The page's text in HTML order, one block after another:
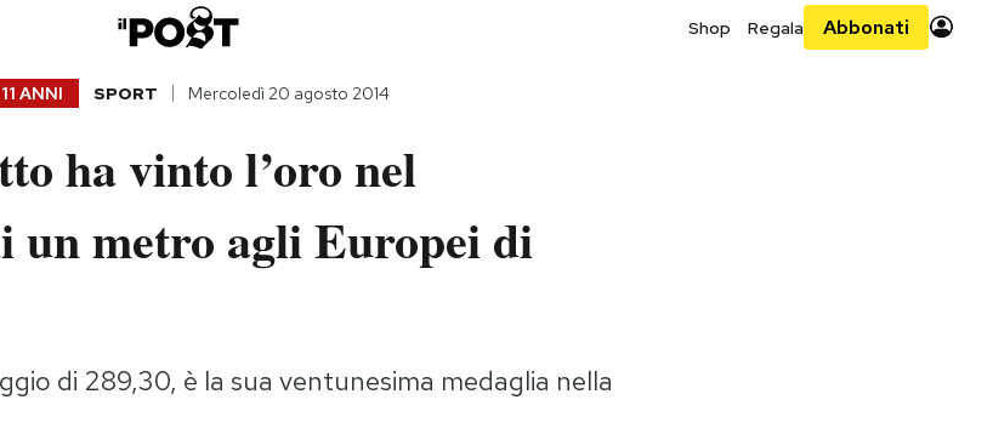
Shop Regala Abbonati
11 ANNI SPORT Mercoledì 20 agosto 2014
ha vinto l’oro nel
un metro agli Europei di
di 289,30, è la sua ventunesima medaglia nella